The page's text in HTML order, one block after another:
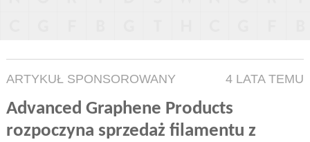
ARTYKUŁ SPONSOROWANY 4 LATA TEMU
Advanced Graphene Products
rozpoczyna sprzedaż filamentu z